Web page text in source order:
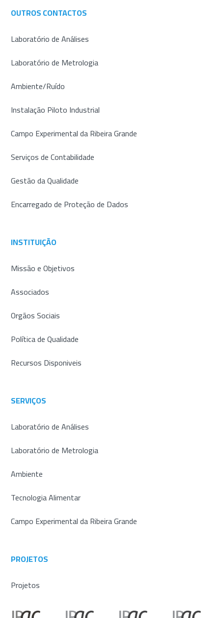
OUTROS CONTACTOS
Laboratório de Análises
Laboratório de Metrologia
Ambiente/Ruído
Instalação Piloto Industrial
Campo Experimental da Ribeira Grande
Serviços de Contabilidade
Gestão da Qualidade
Encarregado de Proteção de Dados
INSTITUIÇÃO
Missão e Objetivos
Associados
Orgãos Sociais
Política de Qualidade
Recursos Disponiveis
SERVIÇOS
Laboratório de Análises
Laboratório de Metrologia
Ambiente
Tecnologia Alimentar
Campo Experimental da Ribeira Grande
PROJETOS
Projetos